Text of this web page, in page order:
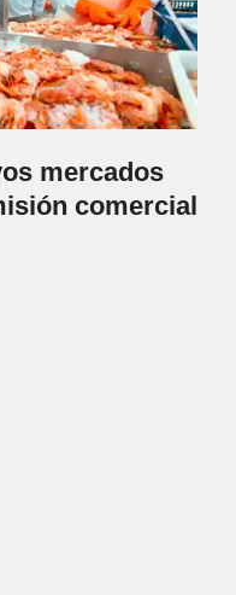
mercados
comercial